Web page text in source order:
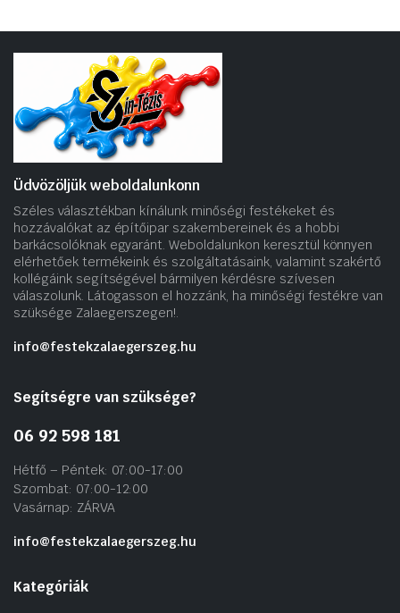
Üdvözöljük weboldalunkonn
Széles választékban kínálunk minőségi festékeket és
hozzávalókat az építőipar szakembereinek és a hobbi
barkácsolóknak egyaránt. Weboldalunkon keresztül könnyen
elérhetőek termékeink és szolgáltatásaink, valamint szakértő
kollégáink segítségével bármilyen kérdésre szívesen
válaszolunk. Látogasson el hozzánk, ha minőségi festékre van
szüksége Zalaegerszegen!.
info@festekzalaegerszeg.hu
Segítségre van szüksége?
06 92 598 181
Hétfő – Péntek: 07:00-17:00
Szombat: 07:00-12:00
Vasárnap: ZÁRVA
info@festekzalaegerszeg.hu
Kategóriák